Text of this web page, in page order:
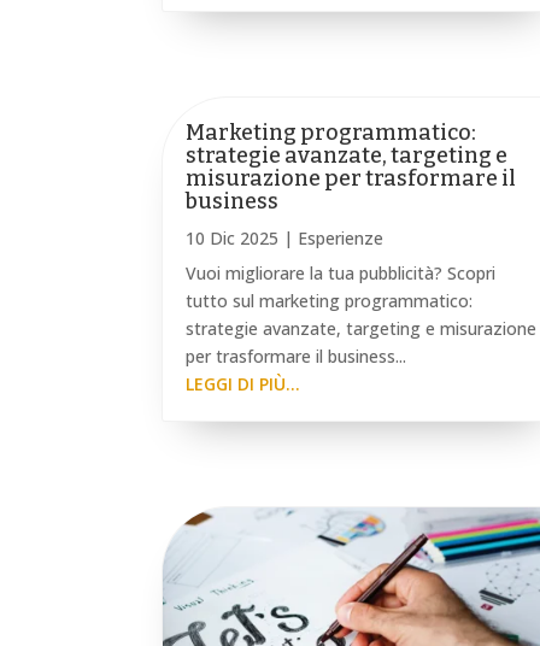
Marketing programmatico:
strategie avanzate, targeting e
misurazione per trasformare il
business
10 Dic 2025 | Esperienze
Vuoi migliorare la tua pubblicità? Scopri
tutto sul marketing programmatico:
strategie avanzate, targeting e misurazione
per trasformare il business...
LEGGI DI PIÙ...